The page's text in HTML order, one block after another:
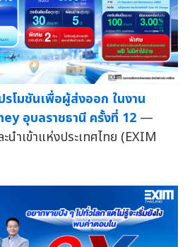
โมชันเพื่อผู้ส่งออก ในงาน
อุบลราชธานี ครั้งที่ 12 —
นำเข้าแห่งประเทศไทย (EXIM